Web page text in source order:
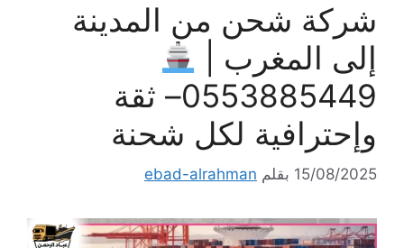
شركة شحن من المدينة
إلى المغرب |
0553885449– ثقة
وإحترافية لكل شحنة
15/08/2025 بقلم ebad-alrahman